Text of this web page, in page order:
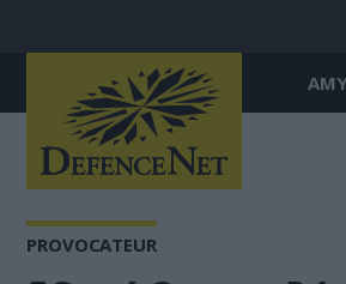
PROVOCATEUR